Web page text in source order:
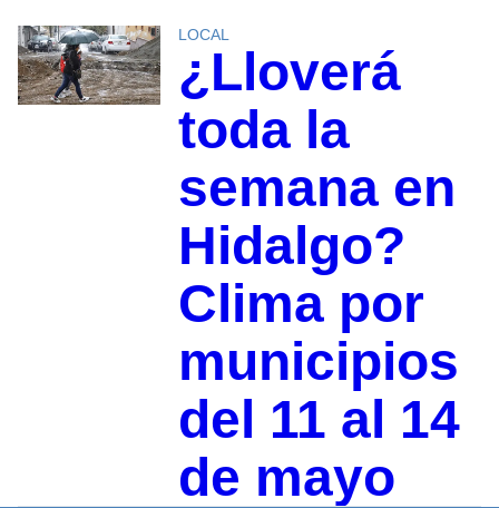
LOCAL
¿Lloverá
toda la
semana en
Hidalgo?
Clima por
municipios
del 11 al 14
de mayo